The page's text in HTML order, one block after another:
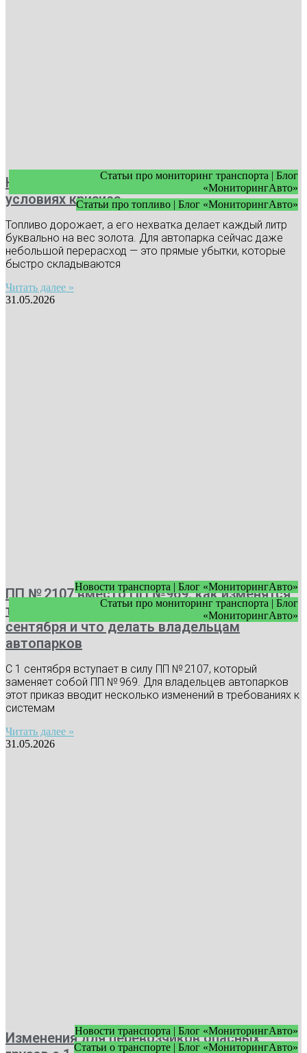
Статьи про мониторинг транспорта | Блог
«МониторингАвто»
Статьи про топливо | Блог «МониторингАвто»
Как экономить топливо в автопарке в
условиях кризиса
Топливо дорожает, а его нехватка делает каждый литр
буквально на вес золота. Для автопарка сейчас даже
небольшой перерасход — это прямые убытки, которые
быстро складываются
Читать далее »
31.05.2026
Новости транспорта | Блог «МониторингАвто»
Статьи про мониторинг транспорта | Блог
«МониторингАвто»
ПП № 2107 вместо ПП №969: как изменятся
требования к видеонаблюдению с 1
сентября и что делать владельцам
автопарков
С 1 сентября вступает в силу ПП № 2107, который
заменяет собой ПП № 969. Для владельцев автопарков
этот приказ вводит несколько изменений в требованиях к
системам
Читать далее »
31.05.2026
Новости транспорта | Блог «МониторингАвто»
Статьи о транспорте | Блог «МониторингАвто»
Изменения для перевозчиков опасных